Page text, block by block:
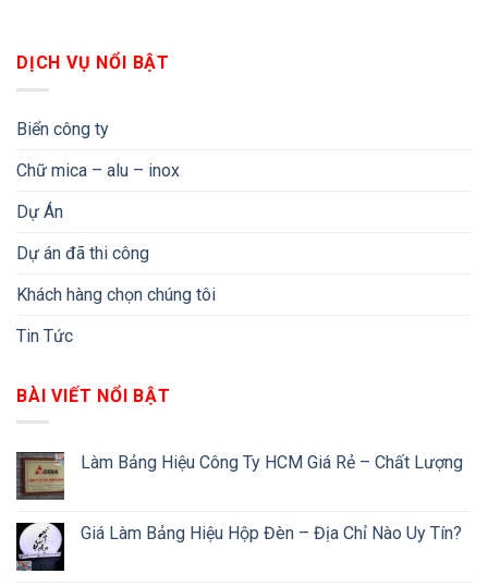
DỊCH VỤ NỔI BẬT
Biển công ty
Chữ mica – alu – inox
Dự Án
Dự án đã thi công
Khách hàng chọn chúng tôi
Tin Tức
BÀI VIẾT NỔI BẬT
Làm Bảng Hiệu Công Ty HCM Giá Rẻ – Chất Lượng
Giá Làm Bảng Hiệu Hộp Đèn – Địa Chỉ Nào Uy Tín?